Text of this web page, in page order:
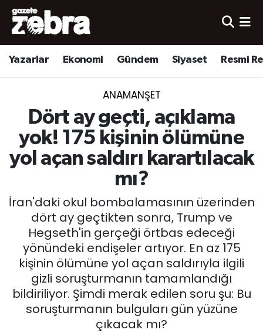
Yazarlar Ekonomi Gündem Siyaset Resmi
ANAMANŞET
Dört ay geçti, açıklama
yok! 175 kişinin ölümüne
yol açan saldırı karartılacak
mı?
İran'daki okul bombalamasının üzerinden
dört ay geçtikten sonra, Trump ve
Hegseth'in gerçeği örtbas edeceği
yönündeki endişeler artıyor. En az 175
kişinin ölümüne yol açan saldırıyla ilgili
gizli soruşturmanın tamamlandığı
bildiriliyor. Şimdi merak edilen soru şu: Bu
soruşturmanın bulguları gün yüzüne
çıkacak mı?
Yazarlar
Ekonomi
Yerel
Spor
Nöbetçi Eczaneler
Hava Durumu
Süper Lig Puan Durumu ve Fikstür
Tüm Manşetler
Son Dakika Haberleri
Haber Arşivi